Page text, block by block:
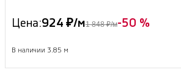
Цена:924 ₽/м1 848 ₽/м-50 %
В наличии 3.85 м